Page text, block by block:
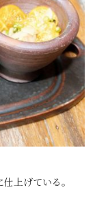
上げている。